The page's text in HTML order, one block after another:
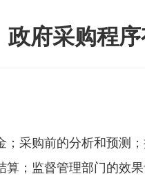
政府采购程序
购前的分析和预测；
；监督管理部门的效果